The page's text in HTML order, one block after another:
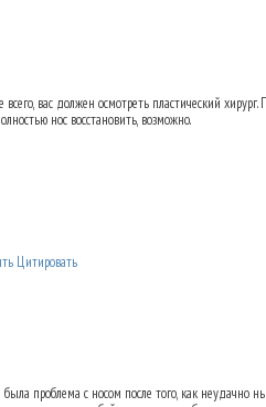
всего, вас должен осмотреть пластический
нос восстановить, возможно.
Цитировать
проблема с носом после того, как неудачно